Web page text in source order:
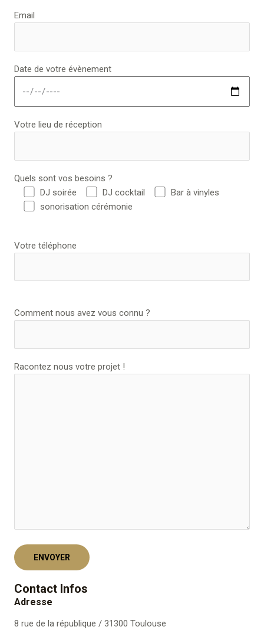
Email
Date de votre évènement
Votre lieu de réception
Quels sont vos besoins ?
DJ soirée
DJ cocktail
Bar à vinyles
sonorisation cérémonie
Votre téléphone
Comment nous avez vous connu ?
Racontez nous votre projet !
Contact Infos
Adresse
8 rue de la république / 31300 Toulouse